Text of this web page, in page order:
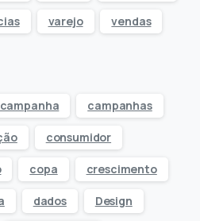
varejo vendas
campanha campanhas
consumidor
copa crescimento
dados Design